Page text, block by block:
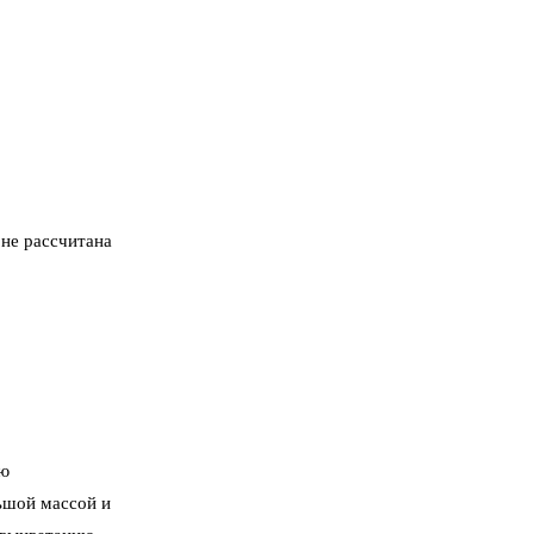
рассчитана
массой и